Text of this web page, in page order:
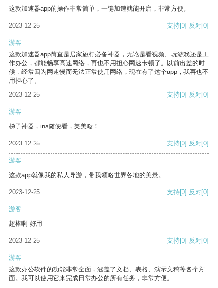
这款加速器app的操作非常简单，一键加速就能开启，非常方便。
2023-12-25 支持[0] 反对[0]
游客
这款加速器app简直是居家旅行必备神器，无论是看视频、玩游戏还是工
作办公，都能畅享高速网络，再也不用担心网速卡顿了。以前出差的时
候，经常因为网速慢而无法正常使用网络，现在有了这个app，我再也不
用担心了。
2023-12-25
支持[0] 反对[0]
游客
梯子神器，ins随便看，美美哒！
2023-12-25 支持[0] 反对[0]
游客
这款app就像我的私人导游，带我领略世界各地的美景。
2023-12-25 支持[0] 反对[0]
游客
超棒啊 好用
2023-12-25 支持[0] 反对[0]
游客
这款办公软件的功能非常全面，涵盖了文档、表格、演示文稿等各个方
面。我可以使用它来完成日常办公的所有任务，非常方便。